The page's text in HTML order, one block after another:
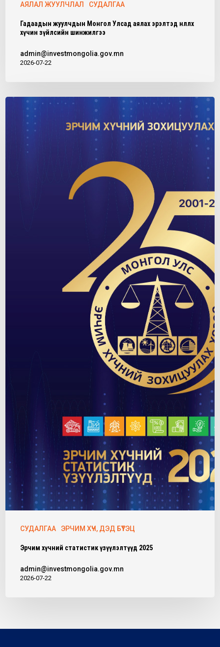
АЯЛАЛ ЖУУЛЧЛАЛ СУДАЛГАА
Гадаадын жуулчдын Монгол Улсад аялах эрэлтэд нөлөөлөх
хүчин зүйлсийн шинжилгээ
admin@investmongolia.gov.mn
2026-07-22
СУДАЛГАА ЭРЧИМ ХҮЧ, ДЭД БҮТЭЦ
Эрчим хүчний статистик үзүүлэлтүүд 2025
admin@investmongolia.gov.mn
2026-07-22